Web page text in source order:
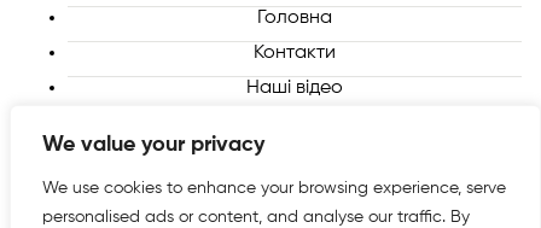
We value your privacy
We use cookies to enhance your browsing experience, serve
personalised ads or content, and analyse our traffic. By
Головна
Контакти
Наші відео
Шоу програми